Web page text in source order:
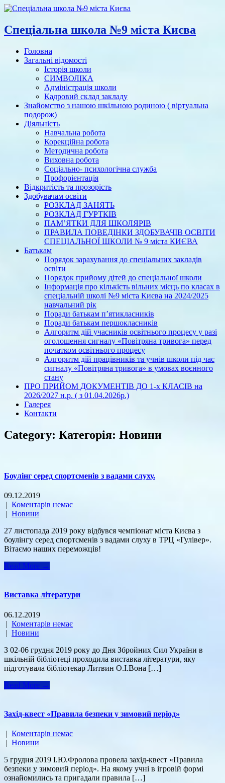
Спеціальна школа №9 міста Києва
Головна
Загальні відомості
Історія школи
СИМВОЛІКА
Адміністрація школи
Кадровий склад закладу
Знайомство з нашою шкільною родиною ( віртуальна
подорож)
Діяльність
Навчальна робота
Корекційна робота
Методична робота
Виховна робота
Соціально- психологічна служба
Профорієнтація
Відкритість та прозорість
Здобувачам освіти
РОЗКЛАД ЗАНЯТЬ
РОЗКЛАД ГУРТКІВ
ПАМ’ЯТКИ ДЛЯ ШКОЛЯРІВ
ПРАВИЛА ПОВЕДІНКИ ЗДОБУВАЧІВ ОСВІТИ
СПЕЦІАЛЬНОЇ ШКОЛИ № 9 міста КИЄВА
Батькам
Порядок зарахування до спеціальних закладів
освіти
Порядок прийому дітей до спеціальної школи
Інформація про кількість вільних місць по класах в
спеціальній школі №9 міста Києва на 2024/2025
навчальний рік
Поради батькам п’ятикласників
Поради батькам першокласників
Алгоритм дій учасників освітнього процесу у разі
оголошення сигналу «Повітряна тривога» перед
початком освітнього процесу
Алгоритм дій працівників та учнів школи під час
сигналу «Повітряна тривога» в умовах воєнного
стану
ПРО ПРИЙОМ ДОКУМЕНТІВ ДО 1-х КЛАСІВ на
2026/2027 н.р. ( з 01.04.2026р.)
Галерея
Контакти
Category: Категорія: Новини
Боулінг серед спортсменів з вадами слуху.
09.12.2019
| Коментарів немає
| Новини
27 листопада 2019 року відбувся чемпіонат міста Києва з
боулінгу серед спортсменів з вадами слуху в ТРЦ «Гулівер».
Вітаємо наших переможців!
Read More →
Виставка літератури
06.12.2019
| Коментарів немає
| Новини
З 02-06 грудня 2019 року до Дня Збройних Сил України в
шкільній бібліотеці проходила виставка літератури, яку
підготувала бібліотекар Литвин О.І.Вона […]
Read More →
Захід-квест «Правила безпеки у зимовий період»
| Коментарів немає
| Новини
5 грудня 2019 І.Ю.Фролова провела захід-квест «Правила
безпеки у зимовий період». На якому учні в ігровій формі
ознайомились та пригадали правила […]